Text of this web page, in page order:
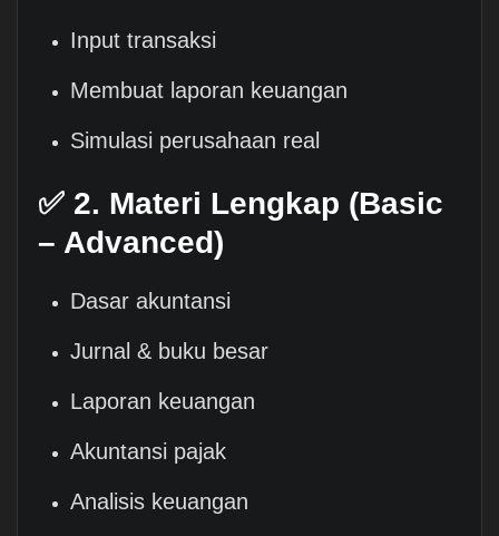
Input transaksi
Membuat laporan keuangan
Simulasi perusahaan real
✅ 2. Materi Lengkap (Basic
– Advanced)
Dasar akuntansi
Jurnal & buku besar
Laporan keuangan
Akuntansi pajak
Analisis keuangan